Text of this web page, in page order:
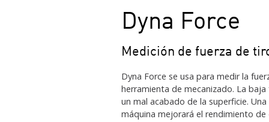
Dyna Force
Medición de fuerza de
Dyna Force se usa para medir la
herramienta de mecanizado. La
un mal acabado de la superficie.
máquina mejorará el rendimiento